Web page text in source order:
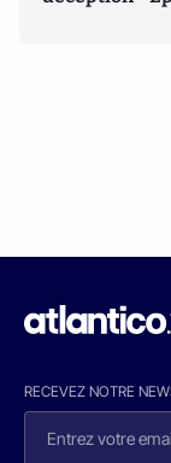
RECEVEZ NOTRE